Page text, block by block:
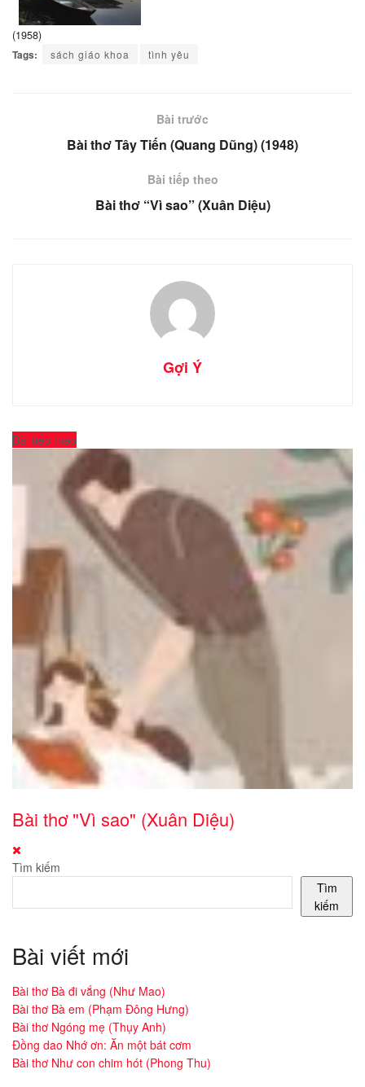
(1958)
Tags:
sách giáo khoa tình yêu
Bài trước
Bài thơ Tây Tiến (Quang Dũng) (1948)
Bài tiếp theo
Bài thơ “Vì sao” (Xuân Diệu)
Gợi Ý
Bài tiếp theo
Bài thơ "Vì sao" (Xuân Diệu)
Tìm kiếm
Tìm
kiếm
Bài viết mới
Bài thơ Bà đi vắng (Như Mao)
Bài thơ Bà em (Phạm Đông Hưng)
Bài thơ Ngóng mẹ (Thụy Anh)
Đồng dao Nhớ ơn: Ăn một bát cơm
Bài thơ Như con chim hót (Phong Thu)